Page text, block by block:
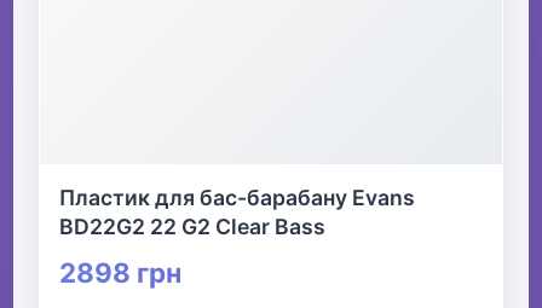
Пластик для бас-барабану Evans
BD22G2 22 G2 Clear Bass
2898 грн